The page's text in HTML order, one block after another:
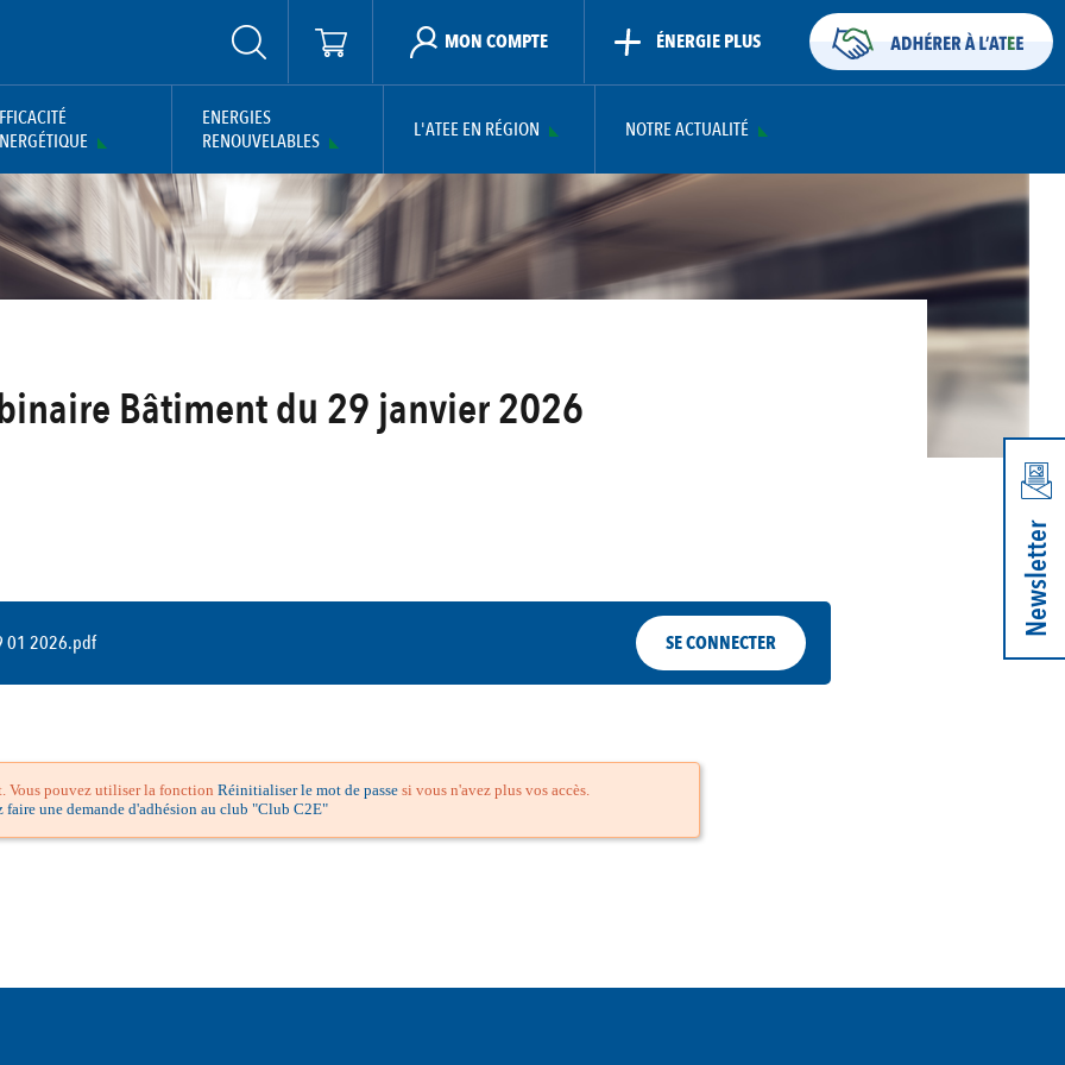
MON COMPTE ÉNERGIE PLUS
ENERGIES
RENOUVELABLES
L'ATEE EN RÉGION NOTRE ACTUALITÉ
Bâtiment du 29 janvier 2026
01 2026.pdf SE CONNECTER
Vous pouvez utiliser la fonction Réinitialiser le mot de passe si vous n'avez plus vos accès.
faire une demande d'adhésion au club "Club C2E"
Newsletter